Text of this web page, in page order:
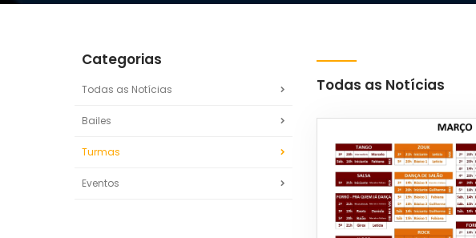
Categorias
Todas as Notícias
Bailes
Turmas
Eventos
Todas as Notícias